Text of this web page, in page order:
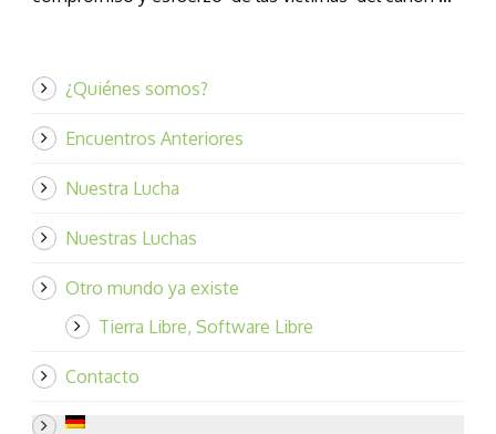
¿Quiénes somos?
Encuentros Anteriores
Nuestra Lucha
Nuestras Luchas
Otro mundo ya existe
Tierra Libre, Software Libre
Contacto